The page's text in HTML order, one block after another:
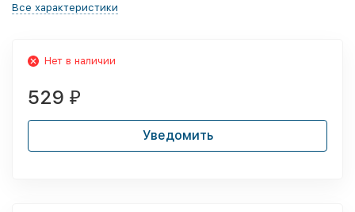
Все характеристики
Нет в наличии
529 ₽
Уведомить